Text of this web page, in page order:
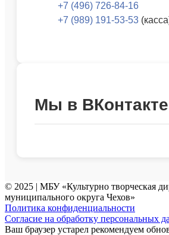
+7 (496) 726-84-16
+7 (989) 191-53-53
Мы в ВКонтакте
© 2025 | МБУ «Культурно творческая
муниципального округа Чехов»
Политика конфиденциальности
Согласие на обработку персональных
Ваш браузер устарел рекомендуем